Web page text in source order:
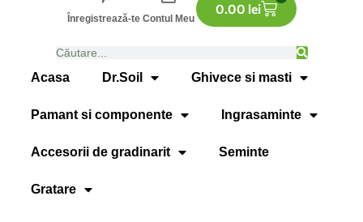
Înregistrează-te Contul Meu
0.00 lei
Acasa Dr.Soil Ghivece si masti
Pamant si componente Ingrasaminte
Accesorii de gradinarit Seminte
Gratare